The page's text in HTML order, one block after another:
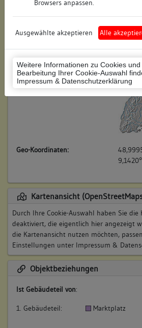
Browsers anpassen.
Ausgewählte akzeptieren Alle
Weitere Informationen zu Cookies
Bearbeitung Ihrer Cookie-Auswahl
Impressum & Datenschutzerklärung
Flurstücknummer:
Historischer Straßenname:
Lage des Wohnplatzes:
Geo-Koordinaten:
Kartenansicht
Durch Ihre Cookie-Auswahl haben Sie die
deaktiviert, die eigentlich hier angezeigt
die Kartenansicht nutzen möchten,
Einstellungen unter Impressum &
Objektbeziehungen
Ist Gebäudeteil von:
1. Gebäudeteil: Marktplatz